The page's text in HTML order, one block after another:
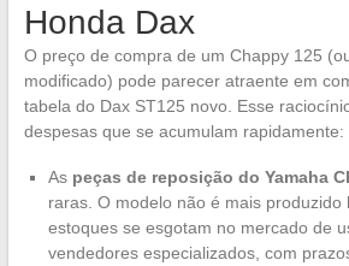
Honda Dax
O preço de compra de um Chappy 125
modificado) pode parecer atraente em
tabela do Dax ST125 novo. Esse
despesas que se acumulam rapidamente:
As peças de reposição do Yamaha
raras. O modelo não é mais produzido
estoques se esgotam no mercado de
vendedores especializados, com